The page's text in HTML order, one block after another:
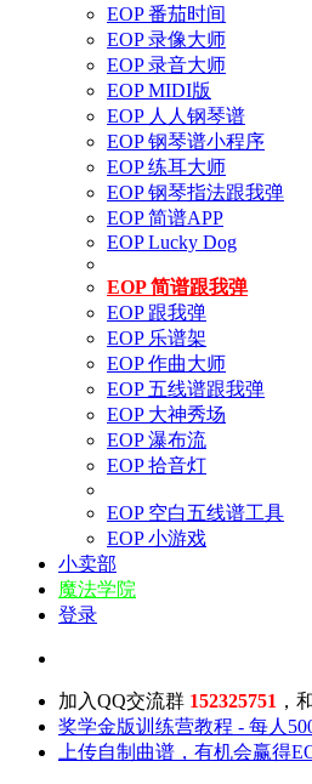
EOP 番茄时间
EOP 录像大师
EOP 录音大师
EOP MIDI版
EOP 人人钢琴谱
EOP 钢琴谱小程序
EOP 练耳大师
EOP 钢琴指法跟我弹
EOP 简谱APP
EOP Lucky Dog
EOP 简谱跟我弹
EOP 跟我弹
EOP 乐谱架
EOP 作曲大师
EOP 五线谱跟我弹
EOP 大神秀场
EOP 瀑布流
EOP 拾音灯
EOP 空白五线谱工具
EOP 小游戏
小卖部
魔法学院
登录
加入QQ交流群 152325751 ，
奖学金版训练营教程 - 每人
上传自制曲谱，有机会赢得